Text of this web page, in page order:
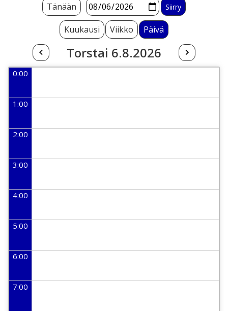
Kuukausi Viikko Päivä
Torstai 6.8.2026
Tänään
0:00
1:00
2:00
3:00
4:00
5:00
6:00
7:00